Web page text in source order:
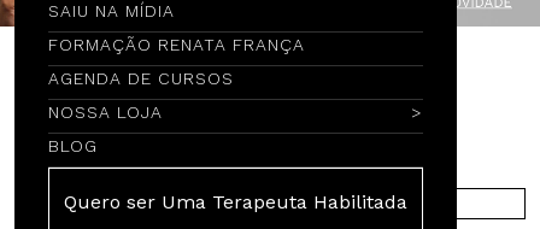
SAIU NA MÍDIA
FORMAÇÃO RENATA FRANÇA
AGENDA DE CURSOS
NOSSA LOJA
BLOG
Quero ser Uma Terapeuta Habilitada
Encontre por Nome
COMPRE NA EUROPA